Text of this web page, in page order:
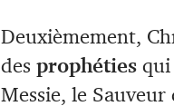
Deuxièmement,
des prophétiesqui
Messie, le